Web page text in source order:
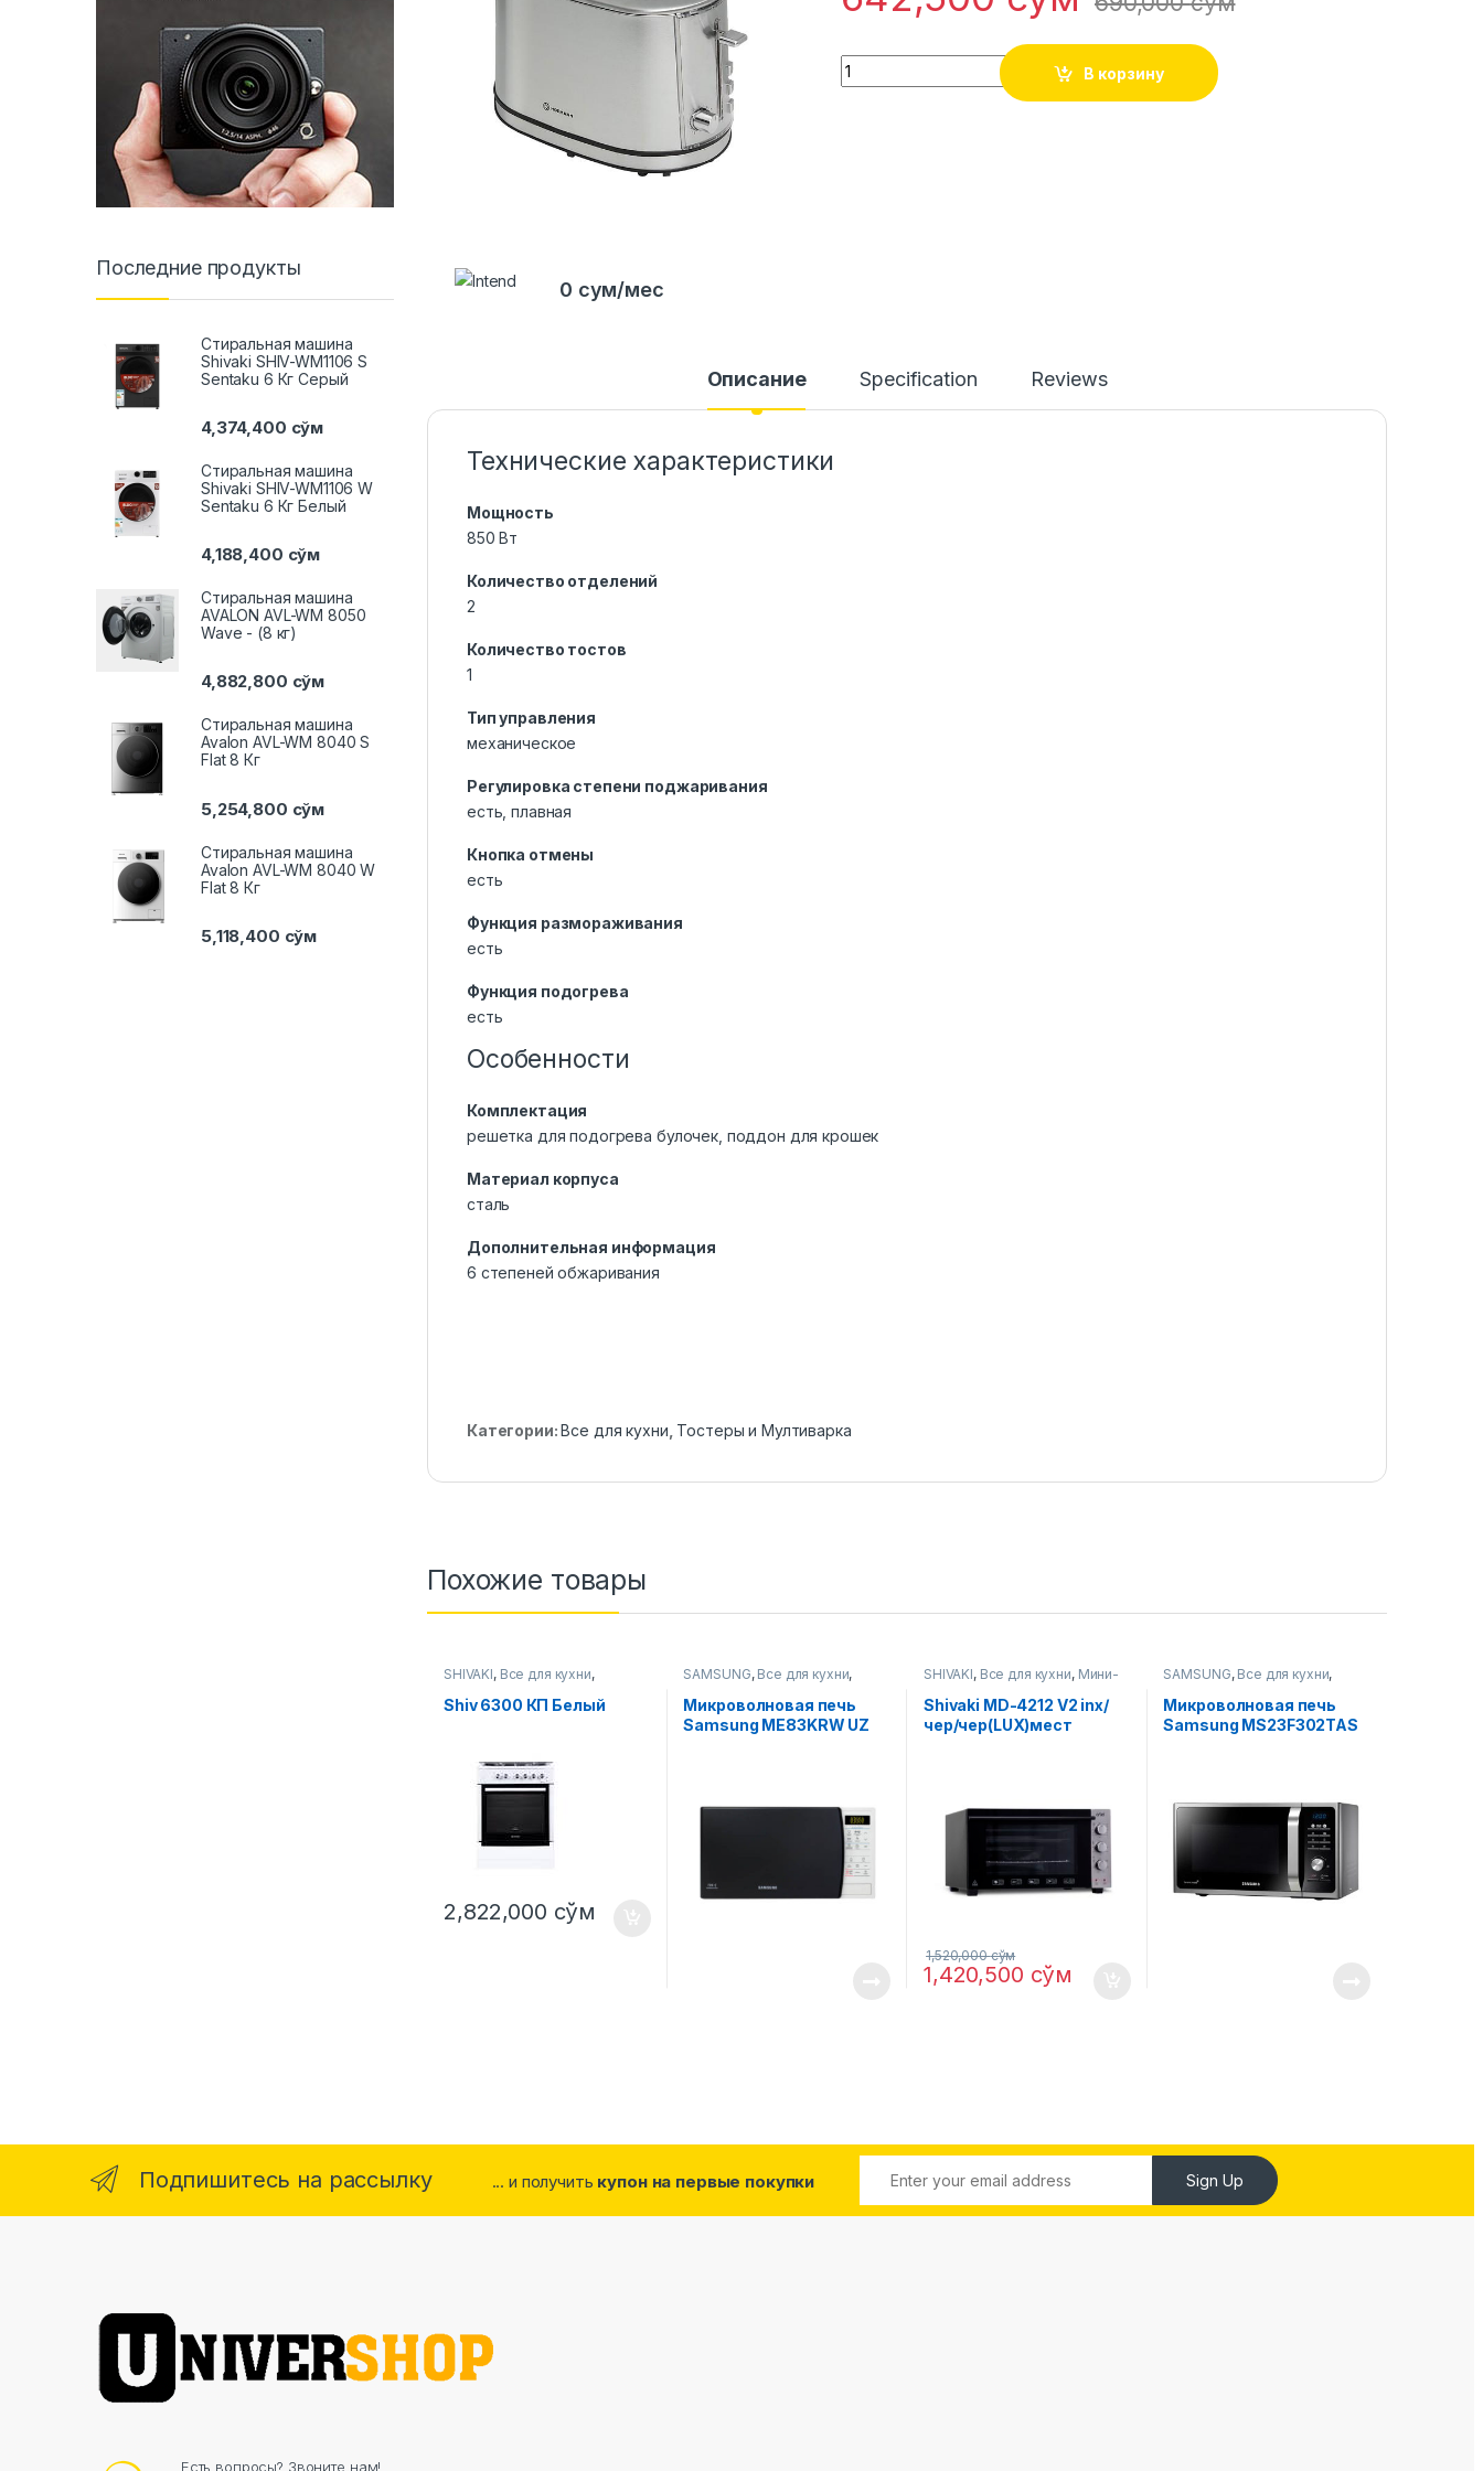
Quantity
В корзину
0 сум/мес
Описание Specification Reviews
Технические характеристики
Мощность
850 Вт
Количество отделений
2
Количество тостов
1
Тип управления
механическое
Регулировка степени поджаривания
есть, плавная
Кнопка отмены
есть
Функция размораживания
есть
Функция подогрева
есть
Особенности
Комплектация
решетка для подогрева булочек, поддон для крошек
Материал корпуса
сталь
Дополнительная информация
6 степеней обжаривания
Категории:Все для кухни Тостеры и Мултиварка
Похожие товары
SHIVAKI, Все для кухни,
Shiv 6300 КП Белый
2,822,000 сўм
SAMSUNG, Все для кухни,
Микроволновые печи
Микроволновая печь
Samsung ME83KRW UZ
SHIVAKI, Все для кухни, Мини-
Shivaki MD-4212 V2 inx/
чер/чер(LUX)мест
1,420,500 сўм
1,520,000сўм
SAMSUNG, Все для кухни,
Микроволновые печи
Микроволновая печь
Samsung MS23F302TAS
Последние продукты
Стиральная машина
Shivaki SHIV-WM1106 S
Sentaku 6 Кг Серый
4,374,400 сўм
Стиральная машина
Shivaki SHIV-WM1106 W
Sentaku 6 Кг Белый
4,188,400 сўм
Стиральная машина
AVALON AVL-WM 8050
Wave - (8 кг)
4,882,800 сўм
Стиральная машина
Avalon AVL-WM 8040 S
Flat 8 Кг
5,254,800 сўм
Стиральная машина
Avalon AVL-WM 8040 W
Flat 8 Кг
5,118,400 сўм
Подпишитесь на рассылку ... и получить купон на первые покупки Sign Up
Есть вопросы? Звоните нам!